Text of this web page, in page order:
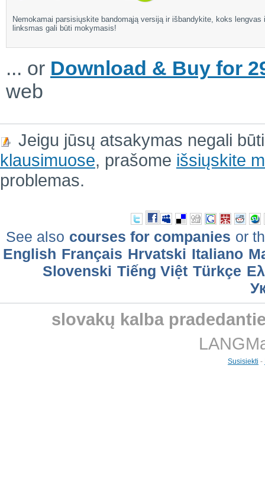
Nemokamai parsisiųskite bandomąją versiją ir išbandykite, koks lengvas
linksmas gali būti mokymasis!
... or Download & Buy for
web
Jeigu jūsų atsakymas negali
klausimuose, prašome išsiųskite
problemas.
See also courses for companies or
English Français Hrvatski Italiano
Slovenski Tiếng Việt Türkçe
slovakų kalba
Susisiekti -